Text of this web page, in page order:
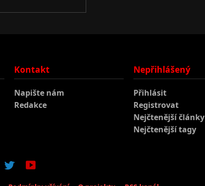
Kontakt
Napište nám
Redakce
Nepřihlášený
Přihlásit
Registrovat
Nejčtenější články
Nejčtenější tagy